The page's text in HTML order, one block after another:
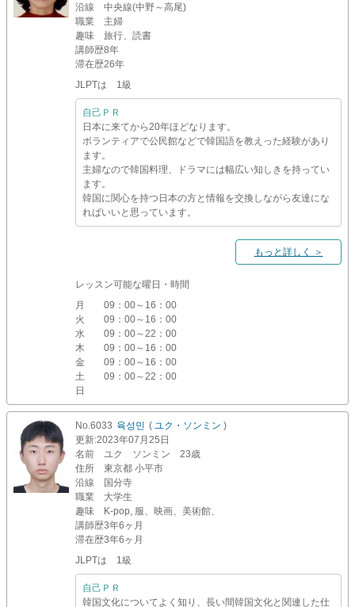
沿線
中央線(中野～高尾)
職業
主婦
趣味
旅行、読書
講師歴8年
滞在歴26年
JLPTは 1級
自己ＰＲ
日本に来てから20年ほどなります。
ボランティアで公民館などで韓国語を教えった経験があり
ます。
主婦なので韓国料理、ドラマには幅広い知しきを持ってい
ます。
韓国に関心を持つ日本の方と情報を交換しながら友達にな
ればいいと思っています。
もっと詳しく ＞
レッスン可能な曜日・時間
月
09：00～16：00
火
09：00～16：00
水
09：00～22：00
木
09：00～16：00
金
09：00～16：00
土
09：00～22：00
日
No.6033 육성민 ( ユク・ソンミン )
更新:2023年07月25日
名前
ユク ソンミン 23歳
住所
東京都 小平市
沿線
国分寺
職業
大学生
趣味
K-pop, 服、映画、美術館、
講師歴3年6ヶ月
滞在歴3年6ヶ月
JLPTは 1級
自己ＰＲ
韓国文化についてよく知り、長い間韓国文化と関連した仕